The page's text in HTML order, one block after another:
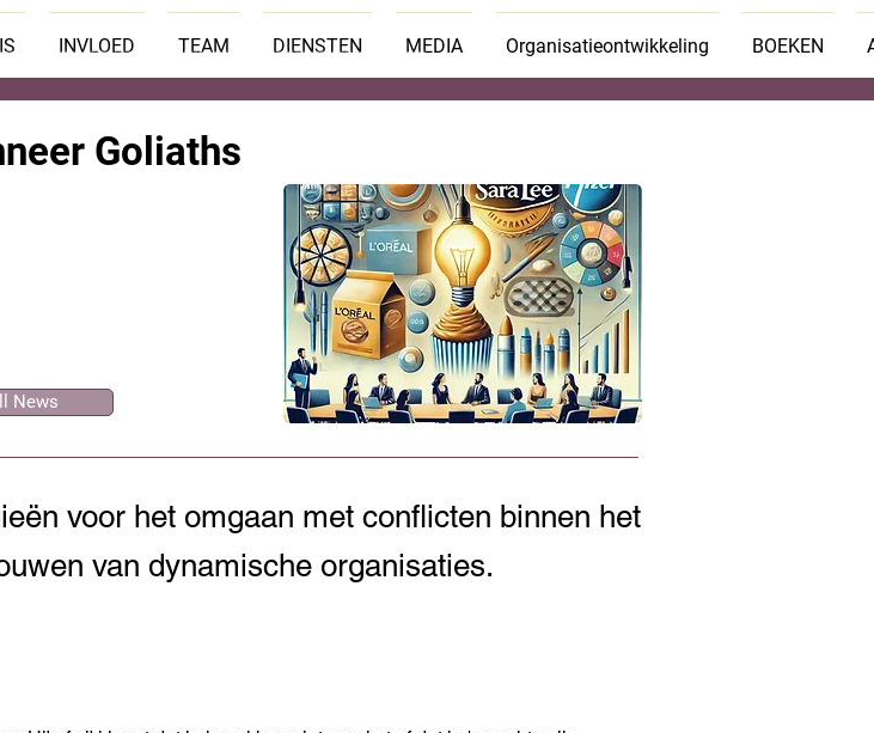
INVLOED TEAM DIENSTEN MEDIA Organisatieontwikkeling BOEKEN
Goliaths
News
voor het omgaan met conflicten binnen het
van dynamische organisaties.